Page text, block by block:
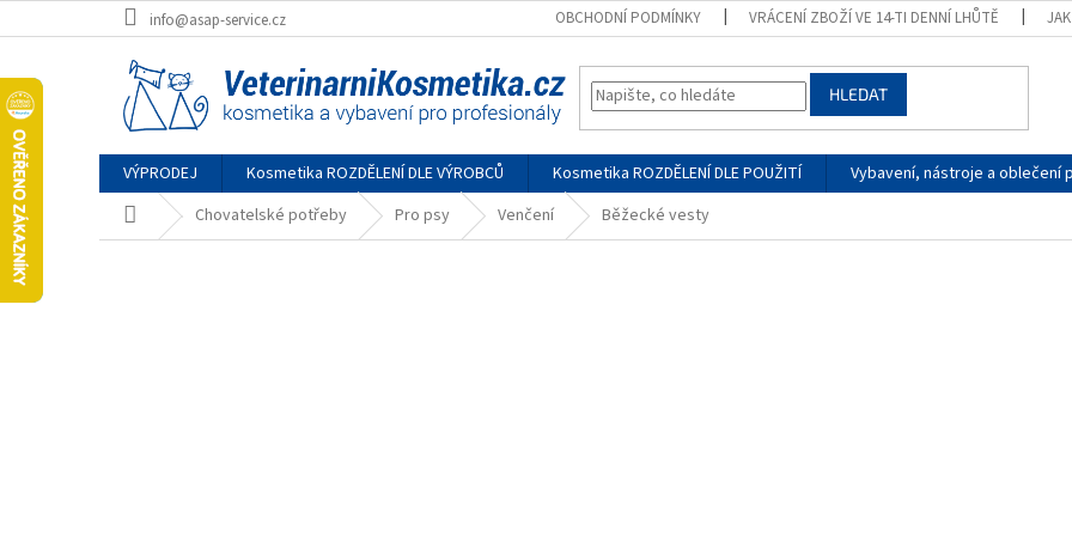
na
info@asap-service.cz OBCHODNÍ PODMÍNKY VRÁCENÍ ZBOŽÍ VE 14-TI DENNÍ LHŮTĚ
HLEDAT
VÝPRODEJ Kosmetika ROZDĚLENÍ DLE VÝROBCŮ Kosmetika ROZDĚLENÍ DLE POUŽITÍ Vybavení, nástroje a oblečení
Domů Chovatelské potřeby Pro psy Venčení Běžecké vesty